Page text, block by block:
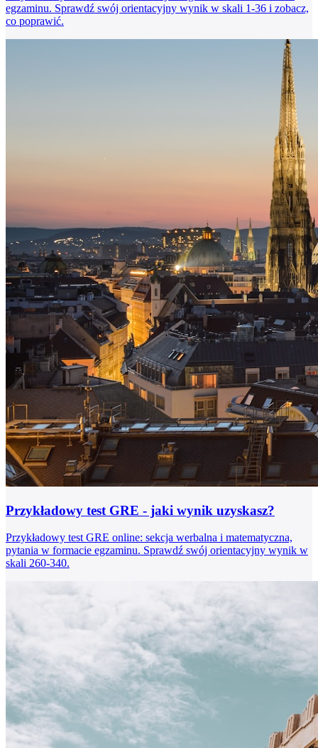
egzaminu. Sprawdź swój orientacyjny wynik w skali 1-36 i zobacz,
co poprawić.
Przykładowy test GRE - jaki wynik uzyskasz?
Przykładowy test GRE online: sekcja werbalna i matematyczna,
pytania w formacie egzaminu. Sprawdź swój orientacyjny wynik w
skali 260-340.